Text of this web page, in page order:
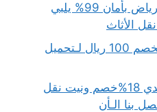
دينا تشيل اثاث مستعمل بالرياض بأمان 99% يلبي
دينه تحميل عفش الرياض بخصم 100 ريال لـتحميل
ونيت نقل عفش حي السويدي 18%خصم ونيت نقل
بنا الـأن